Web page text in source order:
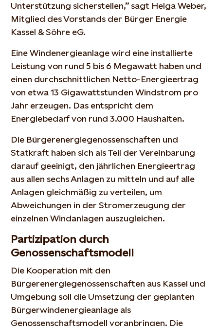
Unterstützung sicherstellen,” sagt Helga Weber,
Mitglied des Vorstands der Bürger Energie
Kassel & Söhre eG.
Eine Windenergieanlage wird eine installierte
Leistung von rund 5 bis 6 Megawatt haben und
einen durchschnittlichen Netto-Energieertrag
von etwa 13 Gigawattstunden Windstrom pro
Jahr erzeugen. Das entspricht dem
Energiebedarf von rund 3.000 Haushalten.
Die Bürgerenergiegenossenschaften und
Statkraft haben sich als Teil der Vereinbarung
darauf geeinigt, den jährlichen Energieertrag
aus allen sechs Anlagen zu mitteln und auf alle
Anlagen gleichmäßig zu verteilen, um
Abweichungen in der Stromerzeugung der
einzelnen Windanlagen auszugleichen.
Partizipation durch
Genossenschaftsmodell
Die Kooperation mit den
Bürgerenergiegenossenschaften aus Kassel und
Umgebung soll die Umsetzung der geplanten
Bürgerwindenergieanlage als
Genossenschaftsmodell voranbringen. Die